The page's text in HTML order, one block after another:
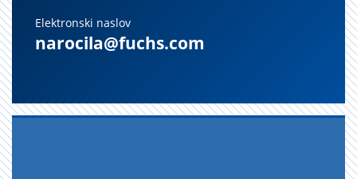
Elektronski naslov
narocila@fuchs.com